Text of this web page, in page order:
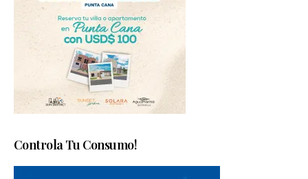
Controla Tu Consumo!